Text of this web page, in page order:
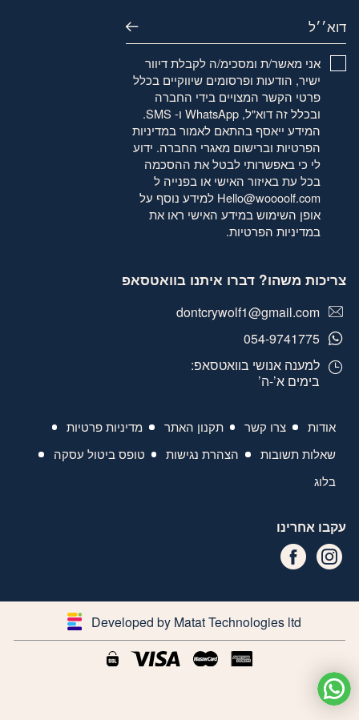
דוא׳׳ל
אני מאשר/ת ומסכימ/ה לקבלת דיוור
ישיר, הודעות ופרסומים שיווקיים בכלל
פרטי הקשר המצויים בידי החברה
ובכלל זה דוא"ל, WhatsApp ו- SMS.
המידע ייאסף בהתאם לאמורבמדיניות
הפרטיותוברישום מאגרי החברה. ידוע
לי כי באפשרותי לבטל את ההסכמה
בכל עת באיזור האישי או בפנייה ל
Hello@woooolf.com למידע נוסף על
אופן השימוש במידע האישי ראו את
במדיניות הפרטיות.
אודות צרו קשר תקנון האתר
מדיניות פרטיות
שאלות תשובות
הצהרת נגישות
טופס ביטול עסקה
בלוג
צריכות משהו? דברו איתנו בוואטסאפ
dontcrywolf1@gmail.com
054-9741775
למענה אנושי בוואטסאפ:
בימים א’-ה’
עקבו אחרינו
Developed by Matat Technologies ltd